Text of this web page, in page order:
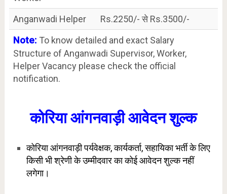
Anganwadi Helper
Rs.2250/- से Rs.3500/-
Note: To know detailed and exact Salary
Structure of Anganwadi Supervisor, Worker,
Helper Vacancy please check the official
notification.
कोरिया आंगनवाड़ी आवेदन शुल्क
कोरिया आंगनवाड़ी पर्यवेक्षक, कार्यकर्ता, सहायिका भर्ती के लिए
किसी भी श्रेणी के उम्मीदवार का कोई आवेदन शुल्क नहीं
लगेगा।